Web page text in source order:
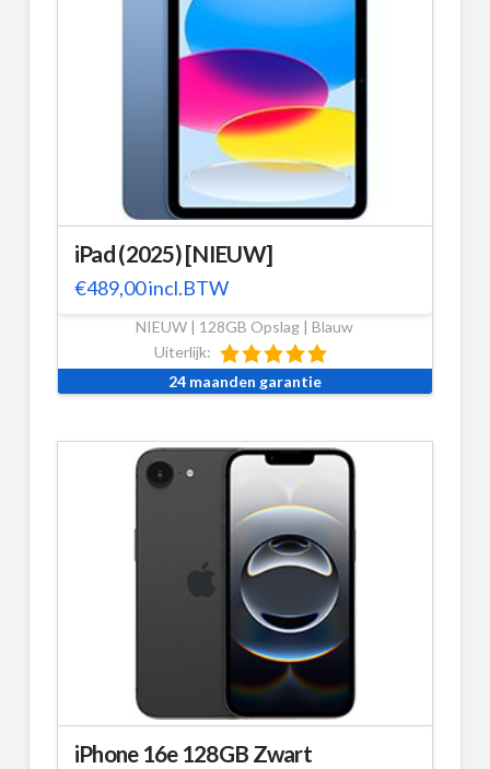
iPad (2025) [NIEUW]
€489,00incl.BTW
NIEUW | 128GB Opslag | Blauw
Uiterlijk:
24 maanden garantie
iPhone 16e 128GB Zwart